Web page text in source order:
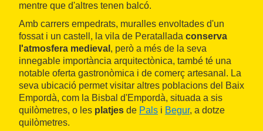
mentre que d'altres tenen balcó.
Amb carrers empedrats, muralles envoltades d'un
fossat i un castell, la vila de Peratallada conserva
l'atmosfera medieval , però a més de la seva
innegable importància arquitectònica, també té una
notable oferta gastronòmica i de comerç artesanal. La
seva ubicació permet visitar altres poblacions del Baix
Empordà, com la Bisbal d'Empordà, situada a sis
quilòmetres, o les platjes de Pals i Begur, a dotze
quilòmetres.